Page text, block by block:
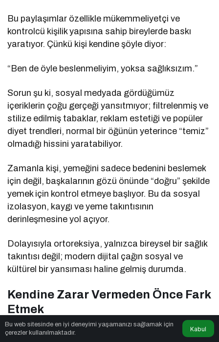
Bu paylaşımlar özellikle mükemmeliyetçi ve
kontrolcü kişilik yapısına sahip bireylerde baskı
yaratıyor. Çünkü kişi kendine şöyle diyor:
“Ben de öyle beslenmeliyim, yoksa sağlıksızım.”
Sorun şu ki, sosyal medyada gördüğümüz
içeriklerin çoğu gerçeği yansıtmıyor; filtrelenmiş ve
stilize edilmiş tabaklar, reklam estetiği ve popüler
diyet trendleri, normal bir öğünün yeterince “temiz”
olmadığı hissini yaratabiliyor.
Zamanla kişi, yemeğini sadece bedenini beslemek
için değil, başkalarının gözü önünde “doğru” şekilde
yemek için kontrol etmeye başlıyor. Bu da sosyal
izolasyon, kaygı ve yeme takıntısının
derinleşmesine yol açıyor.
Dolayısıyla ortoreksiya, yalnızca bireysel bir sağlık
takıntısı değil; modern dijital çağın sosyal ve
kültürel bir yansıması haline gelmiş durumda.
Kendine Zarar Vermeden Önce Fark
Etmek
Ortoreksiya genellikle fark edilmesi en zor yeme
Bu web sitesinde en iyi deneyimi yaşamanızı sağlamak için
çerezler kullanılmaktadır.
Kabul